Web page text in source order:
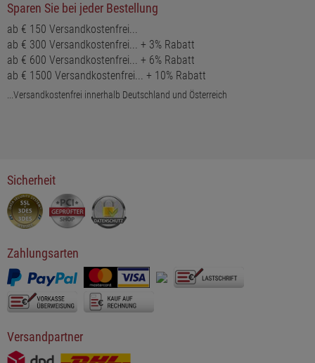
Sparen Sie bei jeder Bestellung
ab € 150 Versandkostenfrei...
ab € 300 Versandkostenfrei... + 3% Rabatt
ab € 600 Versandkostenfrei... + 6% Rabatt
ab € 1500 Versandkostenfrei... + 10% Rabatt
...Versandkostenfrei innerhalb Deutschland und Österreich
Sicherheit
Zahlungsarten
Versandpartner